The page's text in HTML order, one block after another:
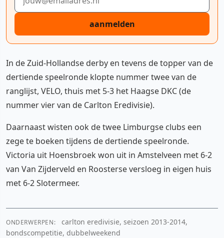
aanmelden
In de Zuid-Hollandse derby en tevens de topper van de
dertiende speelronde klopte nummer twee van de
ranglijst, VELO, thuis met 5-3 het Haagse DKC (de
nummer vier van de Carlton Eredivisie).
Daarnaast wisten ook de twee Limburgse clubs een
zege te boeken tijdens de dertiende speelronde.
Victoria uit Hoensbroek won uit in Amstelveen met 6-2
van Van Zijderveld en Roosterse versloeg in eigen huis
met 6-2 Slotermeer.
ONDERWERPEN:
carlton eredivisie, seizoen 2013-2014,
bondscompetitie, dubbelweekend